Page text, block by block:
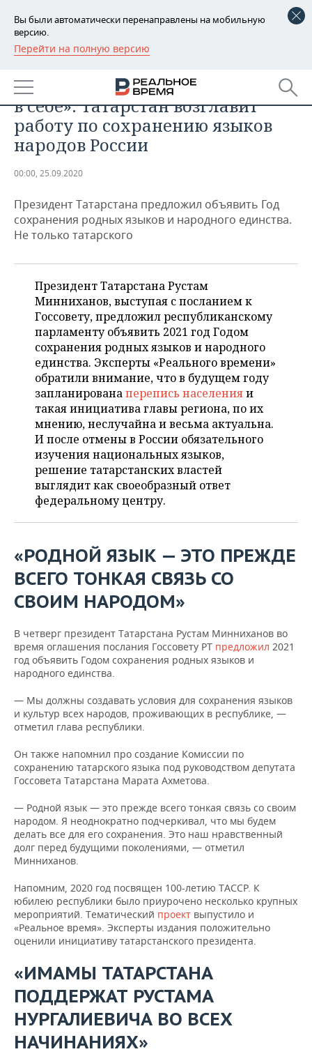
Вы были автоматически перенаправлены на мобильную
версию.
Перейти на полную версию
РЕГИОНЫ
БАШКОРТОСТАН
ТАТАРСТАН
УДМУРТИЯ
НОВОСТИ
АНАЛИТИКА
НОВОСТИ АНАЛИТИКИ
ДЕКЛАРАЦИИ О ДОХОДАХ
КОРОЛИ ГОСЗАКАЗА ПФО
ВУЗЫ ТАТАРСТАНА
ТОРГОВЫЕ ЦЕНТРЫ
ТАТАРСТАНА
ЭКОНОМИКА
НОВОСТИ ЭКОНОМИКИ
ФИНАНСЫ
БАНКИ
ИНВЕСТИЦИИ
ПРОМЫШЛЕННОСТЬ
НОВОСТИ
ПРОМЫШЛЕННОСТИ
МАШИНОСТРОЕНИЕ
НЕФТЕХИМИЯ
НЕФТЬ
ОПК
ЭНЕРГЕТИКА
НЕДВИЖИМОСТЬ
НОВОСТИ НЕДВИЖИМОСТИ
АВТО
НОВОСТИ БИЗНЕСА
РОЗНИЧНАЯ ТОРГОВЛЯ
ТРАНСПОРТ
ТЕХНОЛОГИИ
НОВОСТИ ТЕХНОЛОГИЙ
ТЕЛЕКОММУНИКАЦИИ
МЕРОПРИЯТИЯ
НОВОСТИ МЕРОПРИЯТИЙ
ВЫЕЗДНАЯ РЕДАКЦИЯ
БИЗНЕС-БРАНЧИ
ONLINE-КОНФЕРЕНЦИИ
ОТКРЫТАЯ ЛЕКЦИЯ
СПОРТ
НОВОСТИ СПОРТА
ФУТБОЛ
ХОККЕЙ
БАСКЕТБОЛ
КИБЕРСПОРТ
ФИГУРНОЕ КАТАНИЕ
ВОДНЫЕ ВИДЫ СПОРТА
ХОККЕЙ С МЯЧОМ
ОБЩЕСТВО
НОВОСТИ ОБЩЕСТВА
ВЛАСТЬ
ИНФРАСТРУКТУРА
КУЛЬТУРА
МЕДИЦИНА
ОБРАЗОВАНИЕ
ПРОИСШЕСТВИЯ
ФОТОГАЛЕРЕЯ
СЮЖЕТЫ
СПРАВОЧНИК
СПИСОК КОМПАНИЙ
«Кремлевская власть не уверена
в себе»: Татарстан возглавит
работу по сохранению языков
народов России
00:00, 25.09.2020
Президент Татарстана предложил объявить Год
сохранения родных языков и народного единства.
Не только татарского
Президент Татарстана Рустам
Минниханов, выступая с посланием к
Госсовету, предложил республиканскому
парламенту объявить 2021 год Годом
сохранения родных языков и народного
единства. Эксперты «Реального времени»
обратили внимание, что в будущем году
запланированаперепись населенияи
такая инициатива главы региона, по их
мнению, неслучайна и весьма актуальна.
И после отмены в России обязательного
изучения национальных языков,
решение татарстанских властей
выглядит как своеобразный ответ
федеральному центру.
«РОДНОЙ ЯЗЫК — ЭТО ПРЕЖДЕ
ВСЕГО ТОНКАЯ СВЯЗЬ СО
СВОИМ НАРОДОМ»
В четверг президент Татарстана Рустам Минниханов во
время оглашения послания Госсовету РТ предложил 2021
год объявить Годом сохранения родных языков и
народного единства.
— Мы должны создавать условия для сохранения языков
и культур всех народов, проживающих в республике, —
отметил глава республики.
Он также напомнил про создание Комиссии по
сохранению татарского языка под руководством депутата
Госсовета Татарстана Марата Ахметова.
— Родной язык — это прежде всего тонкая связь со своим
народом. Я неоднократно подчеркивал, что мы будем
делать все для его сохранения. Это наш нравственный
долг перед будущими поколениями, — отметил
Минниханов.
Напомним, 2020 год посвящен 100-летию ТАССР. К
юбилею республики было приурочено несколько крупных
мероприятий. Тематический проект выпустило и
«Реальное время». Эксперты издания положительно
оценили инициативу татарстанского президента.
«ИМАМЫ ТАТАРСТАНА
ПОДДЕРЖАТ РУСТАМА
НУРГАЛИЕВИЧА ВО ВСЕХ
НАЧИНАНИЯХ»